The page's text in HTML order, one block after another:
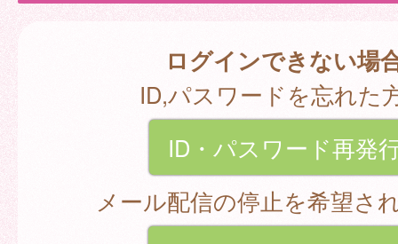
ログインできない場
ID,パスワードを忘れた
ID・パスワード再発
メール配信の停止を希望さ